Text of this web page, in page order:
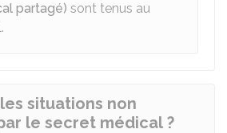
partagé) sont tenus au
situations non
le secret médical ?